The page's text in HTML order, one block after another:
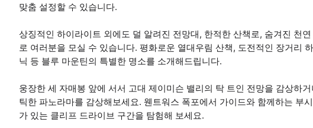
맞춤 설정할 수 있습니다.
상징적인 하이라이트 외에도 덜 알려진 전망대, 한적한 산책로, 숨겨진 천
로 여러분을 모실 수 있습니다. 평화로운 열대우림 산책, 도전적인 장거리
닉 등 블루 마운틴의 특별한 명소를 소개해드립니다.
웅장한 세 자매봉 앞에 서서 고대 제이미슨 밸리의 탁 트인 전망을 감상하
틱한 파노라마를 감상해보세요. 웬트워스 폭포에서 가이드와 함께하는 부
가 있는 클리프 드라이브 구간을 탐험해 보세요.